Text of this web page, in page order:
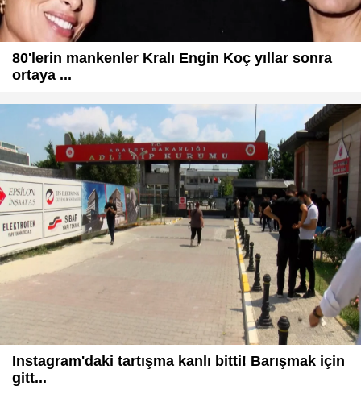
80'lerin mankenler Kralı Engin Koç yıllar sonra
ortaya ...
Instagram'daki tartışma kanlı bitti! Barışmak için
gitt...